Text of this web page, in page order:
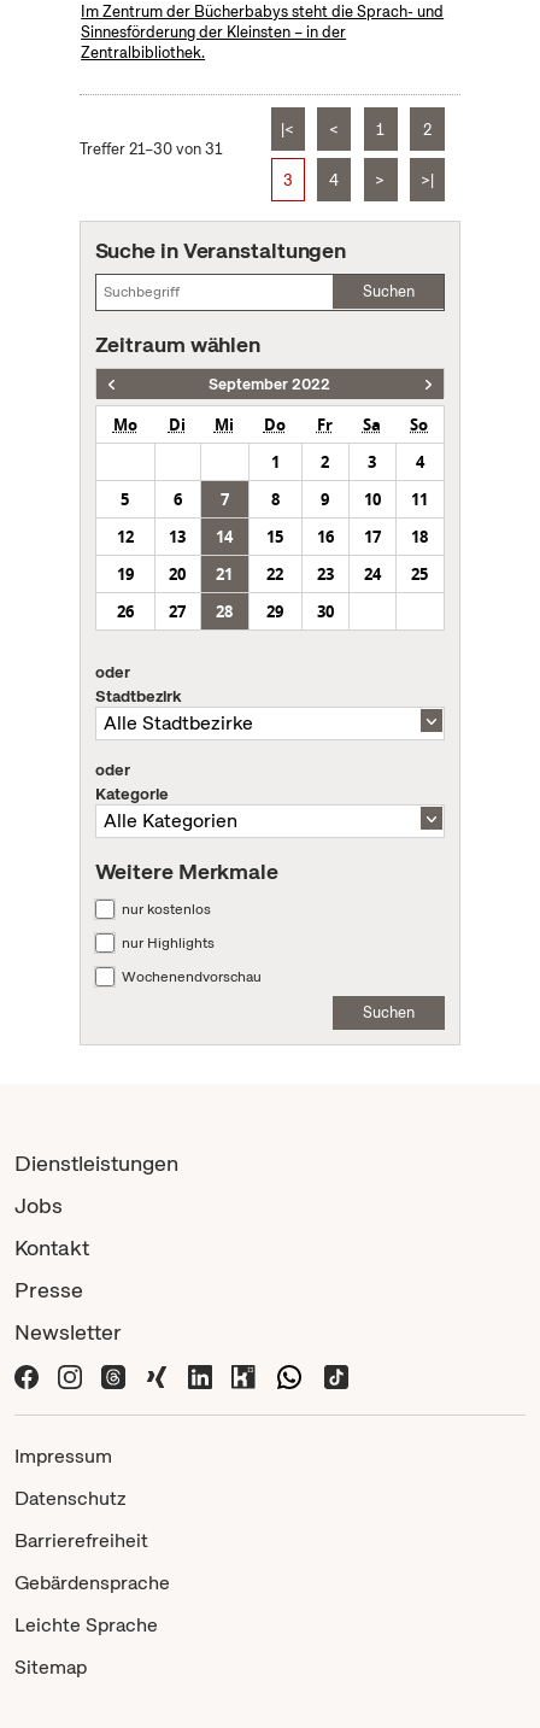
Im Zentrum der Bücherbabys steht die Sprach- und
Sinnesförderung der Kleinsten – in der
Zentralbibliothek.
Treffer 21–30 von 31
|< < 1 2
3 4 > >|
Suche in Veranstaltungen
Suchen
Zeitraum wählen
September 2022
Mo Di Mi Do Fr Sa
So
1
2 3
4
5
6 7 8 9 10
11
12
13 14 15 16 17
18
19
20 21 22 23 24
25
26
27 28 29 30
oder
Stadtbezirk
oder
Kategorie
Weitere Merkmale
nur kostenlos
nur Highlights
Wochenendvorschau
Suchen
Dienstleistungen
Jobs
Kontakt
Presse
Newsletter
Impressum
Datenschutz
Barrierefreiheit
Gebärdensprache
Leichte Sprache
Sitemap